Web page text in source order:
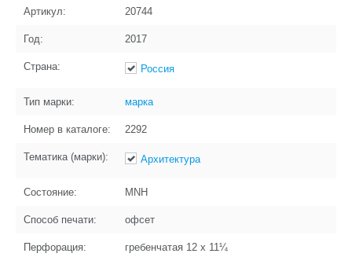
Артикул: 20744
Год: 2017
Страна: Россия
Тип марки: марка
Номер в каталоге: 2292
Тематика (марки): Архитектура
Состояние: MNH
Способ печати: офсет
Перфорация: гребенчатая 12 x 11¼